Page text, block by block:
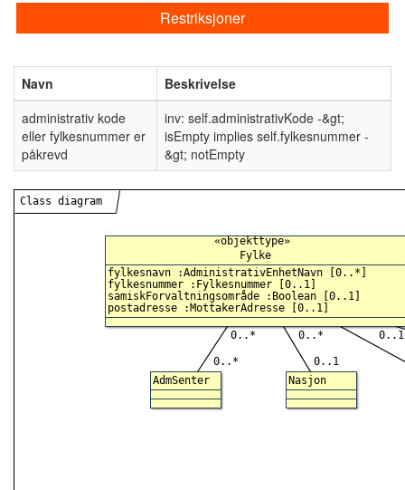
Restriksjoner
Navn
Beskrivelse
administrativ kode
eller fylkesnummer er
påkrevd
inv: self.administrativKode -&gt;
isEmpty implies self.fylkesnummer -
&gt; notEmpty